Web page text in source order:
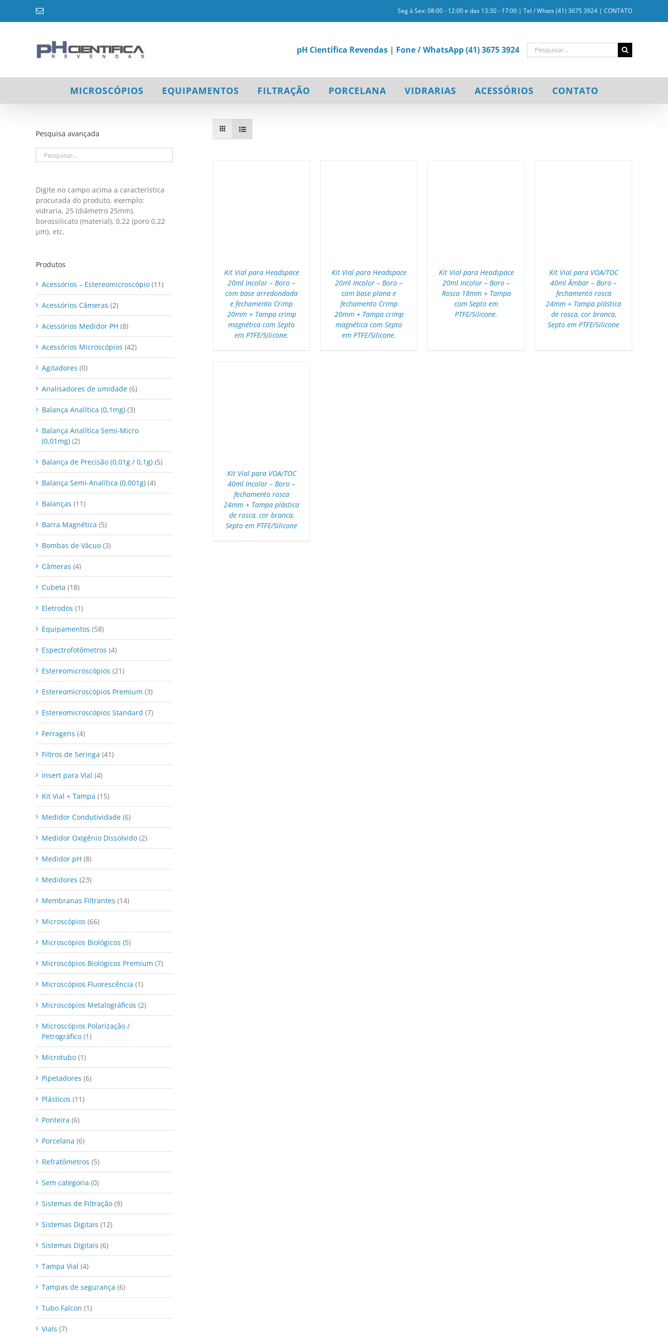
o
E-
Seg à Sex: 08:00 - 12:00 e das 13:30 - 17:00 | Tel / Whats (41) 3675 3924 | CONTATO
pH Científica Revendas | Fone / WhatsApp (41) 3675 3924
Buscar
resultados
MICROSCÓPIOS EQUIPAMENTOS FILTRAÇÃO PORCELANA VIDRARIAS ACESSÓRIOS CONTATO
Kit Vial para Headspace
20ml Incolor – Boro –
com base arredondada
e fechamento Crimp
20mm + Tampa crimp
magnética com Septo
em PTFE/Silicone.
Kit Vial para Headspace
20ml Incolor – Boro –
com base plana e
fechamento Crimp
20mm + Tampa crimp
magnética com Septo
em PTFE/Silicone.
Kit Vial para Headspace
20ml Incolor – Boro –
Rosca 18mm + Tampa
com Septo em
PTFE/Silicone.
Kit Vial para VOA/TOC
40ml Âmbar – Boro –
fechamento rosca
24mm + Tampa plástica
de rosca, cor branca,
Septo em PTFE/Silicone
Kit Vial para VOA/TOC
40ml Incolor – Boro –
fechamento rosca
24mm + Tampa plástica
de rosca, cor branca,
Septo em PTFE/Silicone
Pesquisa avançada
Digite no campo acima a característica
procurada do produto, exemplo:
vidraria, 25 (diâmetro 25mm),
borossilicato (material), 0,22 (poro 0,22
μm), etc.
Produtos
Acessórios – Estereomicroscópio (11)
Acessórios Câmeras (2)
Acessórios Medidor PH (8)
Acessórios Microscópios (42)
Agitadores (0)
Analisadores de umidade (6)
Balança Analítica (0,1mg) (3)
Balança Analítica Semi-Micro
(0,01mg) (2)
Balança de Precisão (0,01g / 0,1g) (5)
Balança Semi-Analítica (0,001g) (4)
Balanças (11)
Barra Magnética (5)
Bombas de Vácuo (3)
Câmeras (4)
Cubeta (18)
Eletrodos (1)
Equipamentos (58)
Espectrofotômetros (4)
Estereomicroscópios (21)
Estereomicroscópios Premium (3)
Estereomicroscópios Standard (7)
Ferragens (4)
Filtros de Seringa (41)
Insert para Vial (4)
Kit Vial + Tampa (15)
Medidor Condutividade (6)
Medidor Oxigênio Dissolvido (2)
Medidor pH (8)
Medidores (23)
Membranas Filtrantes (14)
Microscópios (66)
Microscópios Biológicos (5)
Microscópios Biológicos Premium (7)
Microscópios Fluorescência (1)
Microscópios Metalográficos (2)
Microscópios Polarização /
Petrográfico (1)
Microtubo (1)
Pipetadores (6)
Plásticos (11)
Ponteira (6)
Porcelana (6)
Refratômetros (5)
Sem categoria (0)
Sistemas de Filtração (9)
Sistemas Digitais (12)
Sistemas Digitais (6)
Tampa Vial (4)
Tampas de segurança (6)
Tubo Falcon (1)
Vials (7)